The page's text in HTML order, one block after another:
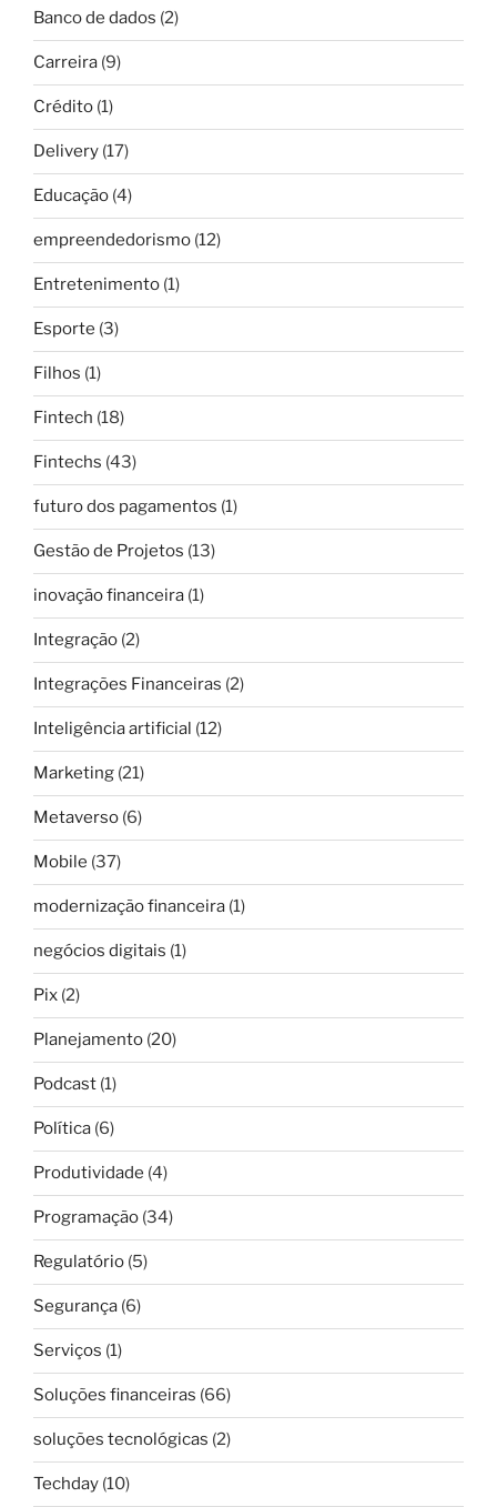
Banco de dados (2)
Carreira (9)
Crédito (1)
Delivery (17)
Educação (4)
empreendedorismo (12)
Entretenimento (1)
Esporte (3)
Filhos (1)
Fintech (18)
Fintechs (43)
futuro dos pagamentos (1)
Gestão de Projetos (13)
inovação financeira (1)
Integração (2)
Integrações Financeiras (2)
Inteligência artificial (12)
Marketing (21)
Metaverso (6)
Mobile (37)
modernização financeira (1)
negócios digitais (1)
Pix (2)
Planejamento (20)
Podcast (1)
Política (6)
Produtividade (4)
Programação (34)
Regulatório (5)
Segurança (6)
Serviços (1)
Soluções financeiras (66)
soluções tecnológicas (2)
Techday (10)